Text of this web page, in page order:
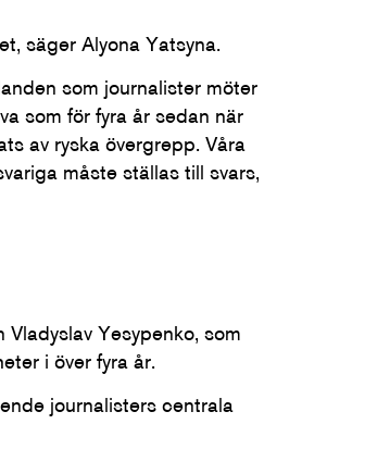
säger Alyona Yatsyna.
som journalister möter
som för fyra år sedan när
av ryska övergrepp. Våra
måste ställas till svars,
Yesypenko, som
i över fyra år.
journalisters centrala